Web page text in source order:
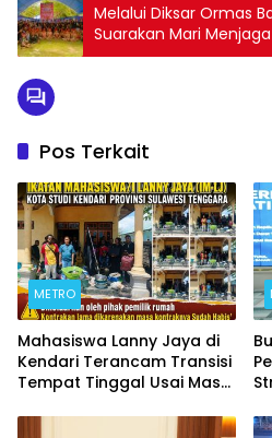
Melalui Diksar Ormas
Suarakan Mari
Sultra
Pos Terkait
METRO
Mahasiswa Lanny Jaya di
Kendari Terancam Transisi
Tempat Tinggal Usai Masa